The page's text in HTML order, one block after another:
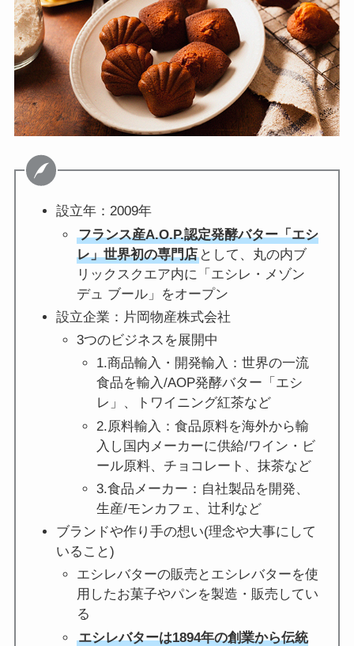
設立年：2009年
フランス産A.O.P.認定発酵バター「エシ
レ」世界初の専門店として、丸の内ブ
リックスクエア内に「エシレ・メゾン
デュ ブール」をオープン
設立企業：片岡物産株式会社
3つのビジネスを展開中
1.商品輸入・開発輸入：世界の一流
食品を輸入/AOP発酵バター「エシ
レ」、トワイニング紅茶など
2.原料輸入：食品原料を海外から輸
入し国内メーカーに供給/ワイン・ビ
ール原料、チョコレート、抹茶など
3.食品メーカー：自社製品を開発、
生産/モンカフェ、辻利など
ブランドや作り手の想い(理念や大事にして
いること)
エシレバターの販売とエシレバターを使
用したお菓子やパンを製造・販売してい
る
エシレバターは1894年の創業から伝統